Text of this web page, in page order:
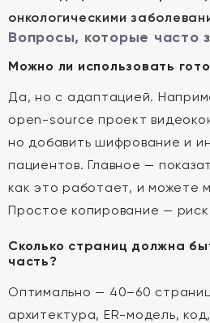
онкологическими
Вопросы, которые часто
Можно ли использовать
Да, но с адаптацией.
open-source проект
но добавить шифрование и
пациентов. Главное —
как это работает, и можете
Простое копирование —
Сколько страниц должна
часть?
Оптимально — 40–60
архитектура, ER-модель,